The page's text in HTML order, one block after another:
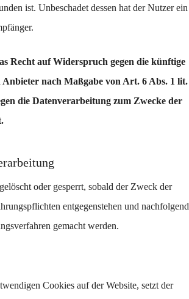
ist. Unbeschadet dessen hat der Nutzer ein
Recht auf Widerspruch gegen die künftige
nach Maßgabe von Art. 6 Abs. 1 lit.
die Datenverarbeitung zum Zwecke der
oder gesperrt, sobald der Zweck der
entgegenstehen und nachfolgend
gemacht werden.
Cookies auf der Website, setzt der